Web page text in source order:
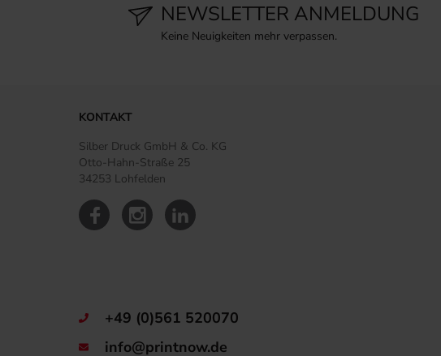
NEWSLETTER ANMELDUNG
Keine Neuigkeiten mehr verpassen.
KONTAKT
Silber Druck GmbH & Co. KG
Otto-Hahn-Straße 25
34253 Lohfelden
+49 (0)561 520070
info@printnow.de